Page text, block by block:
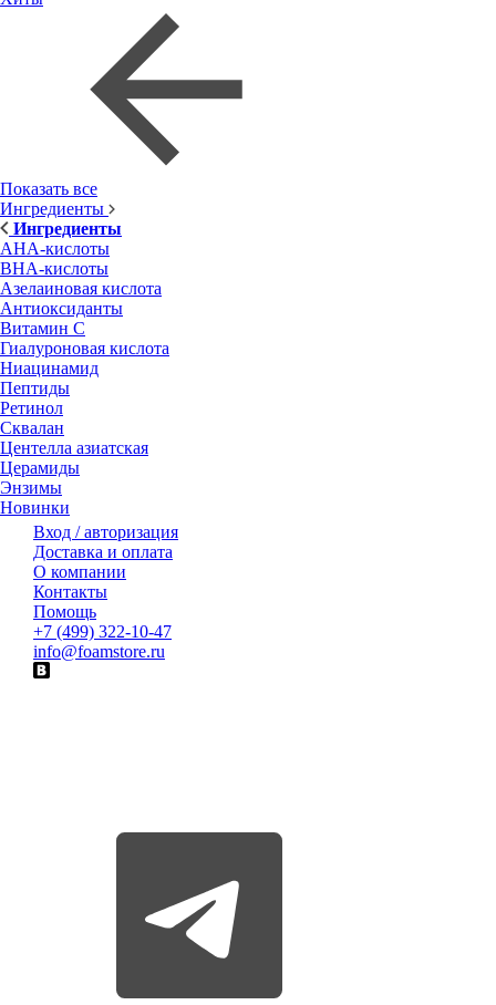
Показать все
Ингредиенты
Ингредиенты
AHA-кислоты
BHA-кислоты
Азелаиновая кислота
Антиоксиданты
Витамин С
Гиалуроновая кислота
Ниацинамид
Пептиды
Ретинол
Сквалан
Центелла азиатская
Церамиды
Энзимы
Новинки
Вход / авторизация
Доставка и оплата
О компании
Контакты
Помощь
+7 (499) 322-10-47
info@foamstore.ru